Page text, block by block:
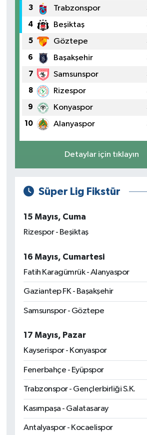
3 Trabzonspor
4 Beşiktaş
5 Göztepe
6 Başakşehir
7 Samsunspor
8 Rizespor
9 Konyaspor
10 Alanyaspor
Detaylar için tıklayın
Süper Lig Fikstür
15 Mayıs, Cuma
Rizespor - Beşiktaş
16 Mayıs, Cumartesi
Fatih Karagümrük - Alanyaspor
Gaziantep FK - Başakşehir
Samsunspor - Göztepe
17 Mayıs, Pazar
Kayserispor - Konyaspor
Fenerbahçe - Eyüpspor
Trabzonspor - Gençlerbirliği S.K.
Kasımpaşa - Galatasaray
Antalyaspor - Kocaelispor